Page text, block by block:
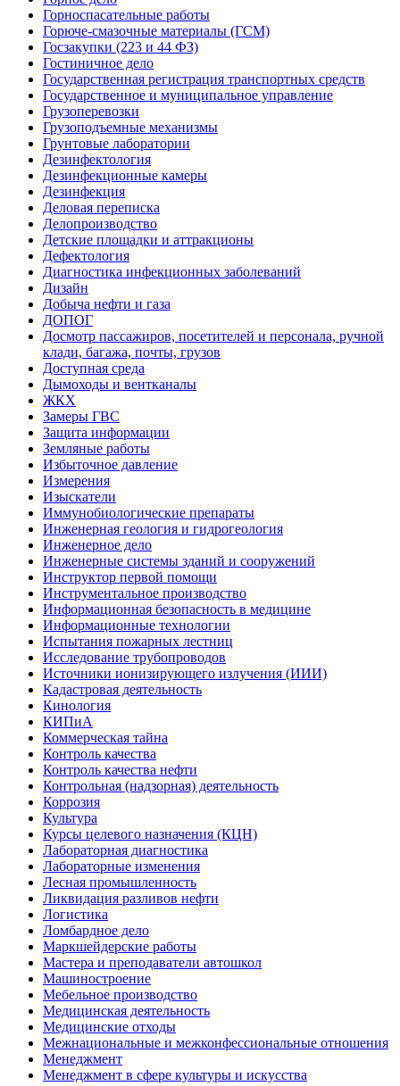
Горноспасательные работы
Горюче-смазочные материалы (ГСМ)
Госзакупки (223 и 44 ФЗ)
Гостиничное дело
Государственная регистрация транспортных средств
Государственное и муниципальное управление
Грузоперевозки
Грузоподъемные механизмы
Грунтовые лаборатории
Дезинфектология
Дезинфекционные камеры
Дезинфекция
Деловая переписка
Делопроизводство
Детские площадки и аттракционы
Дефектология
Диагностика инфекционных заболеваний
Дизайн
Добыча нефти и газа
ДОПОГ
Досмотр пассажиров, посетителей и персонала, ручной
клади, багажа, почты, грузов
Доступная среда
Дымоходы и вентканалы
ЖКХ
Замеры ГВС
Защита информации
Земляные работы
Избыточное давление
Измерения
Изыскатели
Иммунобиологические препараты
Инженерная геология и гидрогеология
Инженерное дело
Инженерные системы зданий и сооружений
Инструктор первой помощи
Инструментальное производство
Информационная безопасность в медицине
Информационные технологии
Испытания пожарных лестниц
Исследование трубопроводов
Источники ионизирующего излучения (ИИИ)
Кадастровая деятельность
Кинология
КИПиА
Коммерческая тайна
Контроль качества
Контроль качества нефти
Контрольная (надзорная) деятельность
Коррозия
Культура
Курсы целевого назначения (КЦН)
Лабораторная диагностика
Лабораторные изменения
Лесная промышленность
Ликвидация разливов нефти
Логистика
Ломбардное дело
Маркшейдерские работы
Мастера и преподаватели автошкол
Машиностроение
Мебельное производство
Медицинская деятельность
Медицинские отходы
Межнациональные и межконфессиональные отношения
Менеджмент
Менеджмент в сфере культуры и искусства